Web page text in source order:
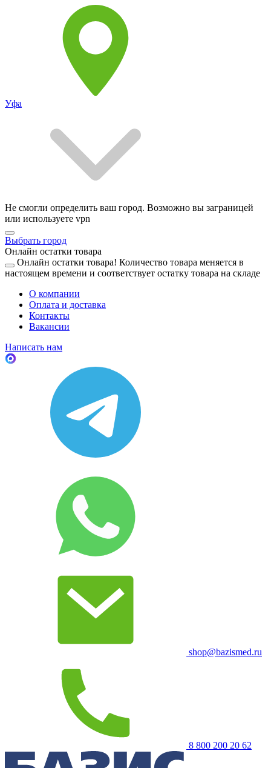
Уфа
Не смогли определить ваш город. Возможно вы заграницей
или используете vpn
Выбрать город
Онлайн остатки товара
Онлайн остатки товара! Количество товара меняется в
настоящем времени и соответствует остатку товара на складе
О компании
Оплата и доставка
Контакты
Вакансии
Написать нам
shop@bazismed.ru
8 800 200 20 62